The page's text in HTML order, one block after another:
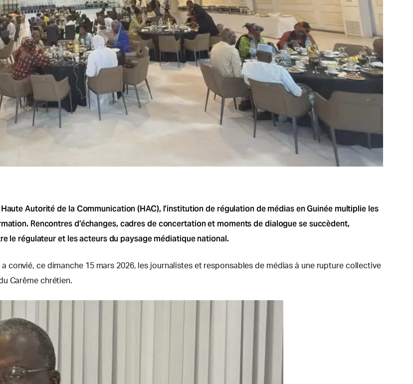
Autorité de la Communication (HAC), l’institution de régulation de médias en Guinée multiplie les
Rencontres d’échanges, cadres de concertation et moments de dialogue se succèdent,
le régulateur et les acteurs du paysage médiatique national.
convié, ce dimanche 15 mars 2026, les journalistes et responsables de médias à une rupture collective
Carême chrétien.